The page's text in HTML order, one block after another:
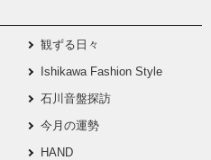
観ずる日々
Ishikawa Fashion Style
石川音盤探訪
今月の運勢
HAND